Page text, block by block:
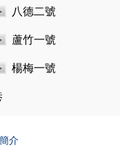
八德二號
蘆竹一號
楊梅一號
介